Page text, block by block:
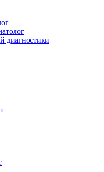
диагностики